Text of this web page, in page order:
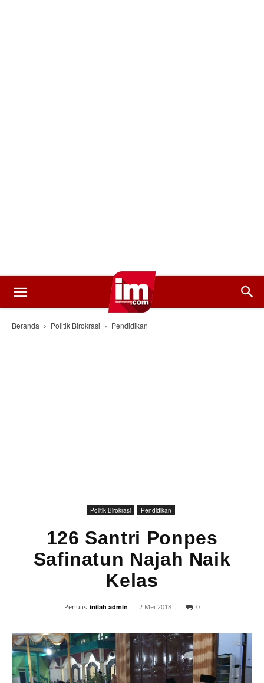
Beranda Politik Birokrasi Pendidikan
Politik Birokrasi Pendidikan
126 Santri Ponpes
Safinatun Najah Naik
Kelas
Penulis inilah admin - 2 Mei 2018 0